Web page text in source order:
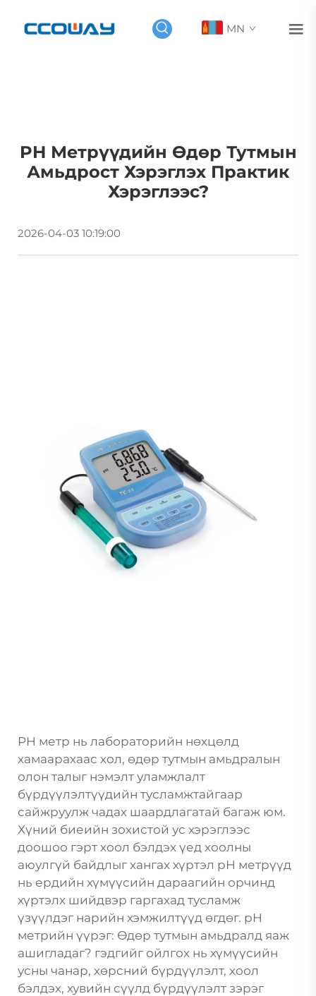
MN
PH Метрүүдийн Өдөр Тутмын
Амьдрост Хэрэглэх Практик
Хэрэглээс?
2026-04-03 10:19:00
PH метр нь лабораторийн нөхцөлд
хамаарахаас хол, өдөр тутмын амьдралын
олон талыг нэмэлт уламжлалт
бүрдүүлэлтүүдийн тусламжтайгаар
сайжруулж чадах шаардлагатай багаж юм.
Хүний биеийн зохистой ус хэрэглээс
доошоо гэрт хоол бэлдэх үед хоолны
аюулгүй байдлыг хангах хүртэл pH метрүүд
нь ердийн хүмүүсийн дараагийн орчинд
хүртэлх шийдвэр гаргахад тусламж
үзүүлдэг нарийн хэмжилтүүд өгдөг. pH
метрийн үүрэг: Өдөр тутмын амьдралд яаж
ашигладаг? гэдгийг ойлгох нь хүмүүсийн
усны чанар, хөрсний бүрдүүлэлт, хоол
бэлдэх, хувийн сүүлд бүрдүүлэлт зэрэг